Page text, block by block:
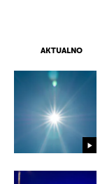
AKTUALNO